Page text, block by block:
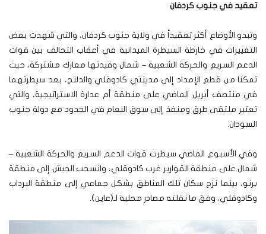
تعقيد في جنوب كردفان
وتبدو الأوضاع أكثر تعقيداً في ولاية جنوب كردفان، والتي شهدت بعض
التغييرات في خارطة السيطرة الميدانية في أعقاب التحالف بين قوات
الدعم السريع والحركة الشعبية – شمال وقيدتها معارك مشتركة، حيث
تمكنا من قطع الإمداد إلى مدينتي كادوقلي والدلنج، بعد سيطرتهما
في منتصف أبريل الماضي على منطقة أم عدارة الاستراتيجية، والتي
تعتبر ملتقى طرق ومنفذ إلى سوق النعام في الحدود مع دولة جنوب
السودان.
وفي الأسبوع الماضي سيطرت قوات الدعم السريع والحركة الشعبية –
شمال على منطقة القوارير غرب كادوقلي، وانسحب الجيش إلى منطقة
برنو، بينما نزح سكان تلك المناطق بشكل جماعي إلى منطقة البرداب
وكادوقلي، وفق ما نقلته مصادر محلية لـ(عاين).